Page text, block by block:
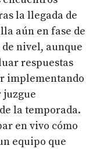
la llegada de
aún en fase de
nivel, aunque
respuestas
implementando
juzgue
la temporada.
en vivo cómo
equipo que